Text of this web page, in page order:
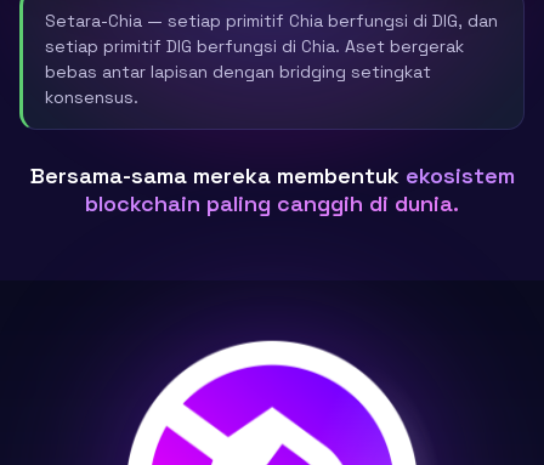
Setara-Chia — setiap primitif Chia berfungsi di DIG, dan
setiap primitif DIG berfungsi di Chia. Aset bergerak
bebas antar lapisan dengan bridging setingkat
konsensus.
Bersama-sama mereka membentuk ekosistem
blockchain paling canggih di dunia.